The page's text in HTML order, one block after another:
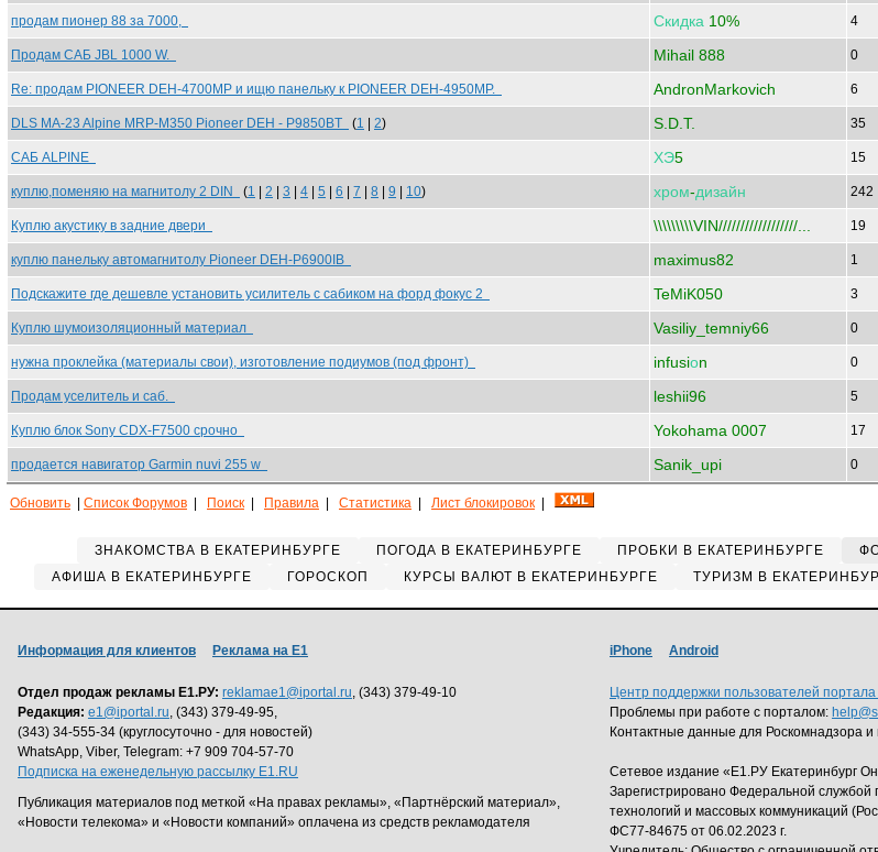
продам пионер 88 за 7000, Скидка 10% 4
Продам САБ JBL 1000 W. Mihail 888 0
Re: продам PIONEER DEH-4700MP и ищю панельку к PIONEER DEH-4950MP. AndronMarkovich 6
DLS MA-23 Alpine MRP-M350 Pioneer DEH - P9850BT (1 2) S.D.T. 35
САБ ALPINE ХЭ5 15
куплю,поменяю на магнитолу 2 DIN (1 2 3 4 5 6 7 8 9 10) хром-дизайн 242
Куплю акустику в задние двери \\\\\\\\\VIN//////////////////... 19
куплю панельку автомагнитолу Pioneer DEH-P6900IB maximus82 1
Подскажите где дешевле установить усилитель с сабиком на форд фокус 2 TeMiK050 3
Куплю шумоизоляционный материал Vasiliy_temniy66 0
нужна проклейка (материалы свои), изготовление подиумов (под фронт) infusiоn 0
Продам уселитель и саб. leshii96 5
Куплю блок Sony CDX-F7500 срочно Yokohama 0007 17
продается навигатор Garmin nuvi 255 w Sanik_upi 0
Обновить Список Форумов Поиск Правила Статистика Лист блокировок
ЗНАКОМСТВА В ЕКАТЕРИНБУРГЕ ПОГОДА В ЕКАТЕРИНБУРГЕ ПРОБКИ В ЕКАТЕРИНБУРГЕ
АФИША В ЕКАТЕРИНБУРГЕ
ГОРОСКОП КУРСЫ ВАЛЮТ В ЕКАТЕРИНБУРГЕ ТУРИЗМ В
Информация для клиентов Реклама на Е1
Отдел продаж рекламы Е1.РУ: reklamae1@iportal.ru, (343) 379-49-10
Редакция: e1@iportal.ru, (343) 379-49-95,
(343) 34-555-34 (круглосуточно - для новостей)
WhatsApp, Viber, Telegram: +7 909 704-57-70
Подписка на еженедельную рассылку E1.RU
Публикация материалов под меткой «На правах рекламы», «Партнёрский материал»,
«Новости телекома» и «Новости компаний» оплачена из средств рекламодателя
iPhone Android
Центр поддержки пользователей портала
Проблемы при работе с порталом:
Контактные данные для Роскомнадзора и
Сетевое издание «Е1.РУ Екатеринбург
Зарегистрировано Федеральной
технологий и массовых коммуникаций
ФС77-84675 от 06.02.2023 г.